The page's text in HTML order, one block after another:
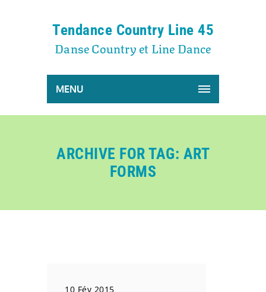
Tendance Country Line 45
Danse Country et Line Dance
MENU
ARCHIVE FOR TAG: ART
FORMS
10 Fév 2015